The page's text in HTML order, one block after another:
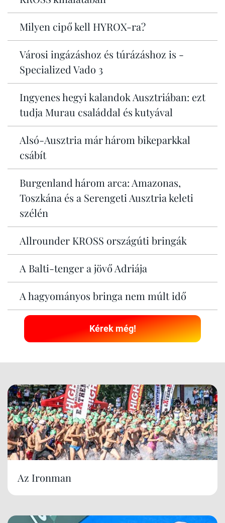
Milyen cipő kell HYROX-ra?
Városi ingázáshoz és túrázáshoz is -
Specialized Vado 3
Ingyenes hegyi kalandok Ausztriában: ezt
tudja Murau családdal és kutyával
Alsó-Ausztria már három bikeparkkal
csábít
Burgenland három arca: Amazonas,
Toszkána és a Serengeti Ausztria keleti
szélén
Allrounder KROSS országúti bringák
A Balti-tenger a jövő Adriája
A hagyományos bringa nem múlt idő
Kérek még!
Az Ironman